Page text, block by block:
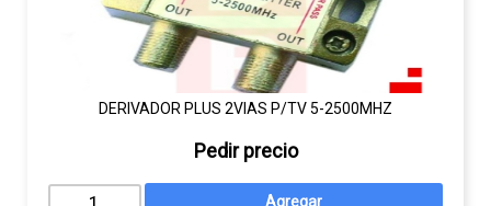
DERIVADOR PLUS 2VIAS P/TV 5-2500MHZ
Pedir precio